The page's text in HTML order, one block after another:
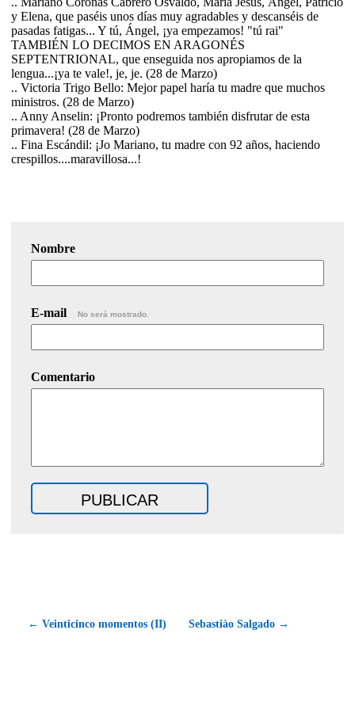
y Elena, que paséis unos días muy agradables y descanséis de
pasadas fatigas... Y tú, Ángel, ¡ya empezamos! "tú rai"
TAMBIÉN LO DECIMOS EN ARAGONÉS
SEPTENTRIONAL, que enseguida nos apropiamos de la
lengua...¡ya te vale!, je, je. (28 de Marzo)
.. Victoria Trigo Bello: Mejor papel haría tu madre que muchos
ministros. (28 de Marzo)
.. Anny Anselin: ¡Pronto podremos también disfrutar de esta
primavera! (28 de Marzo)
.. Fina Escándil: ¡Jo Mariano, tu madre con 92 años, haciendo
crespillos....maravillosa...!
Nombre
E-mail No será mostrado.
Comentario
← Veinticinco momentos (II) Sebastiào Salgado →